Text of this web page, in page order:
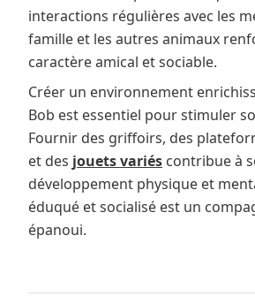
interactions régulières avec les
famille et les autres animaux
caractère amical et sociable.
Créer un environnement
Bob est essentiel pour stimuler
Fournir des griffoirs, des
et des jouets variés contribue à
développement physique et
éduqué et socialisé est un
épanoui.